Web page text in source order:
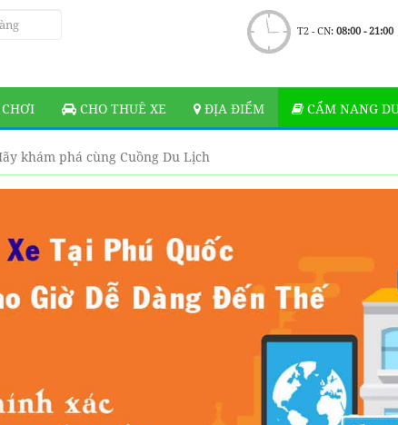
T2 - CN: 08:00 - 21:00
CHO THUÊ XE ĐỊA ĐIỂM CẨM NANG
khám phá cùng Cuồng Du Lịch